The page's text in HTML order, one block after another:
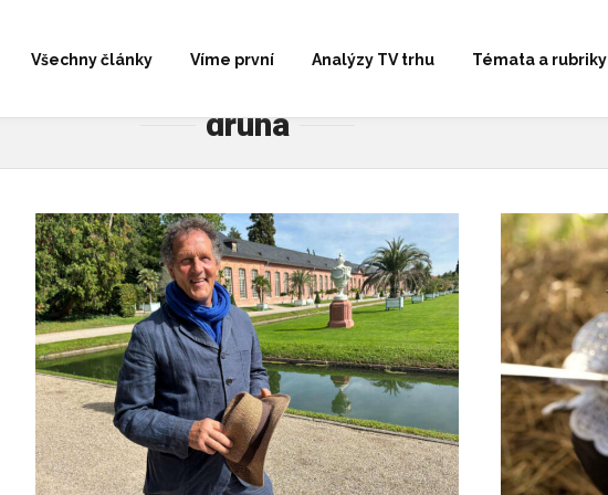
Všechny články Víme první Analýzy TV trhu Témata a rubriky
druhá